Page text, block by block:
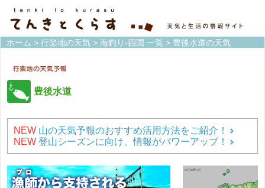
ホーム > 行楽地の天気 > 海釣り-四国 一覧 > 豊後水道の天気
豊後水道
NEW 山の天気予報のおすすめ活用方法をご紹介！
NEW 登山シーズンに向け、情報がパワーアップ！